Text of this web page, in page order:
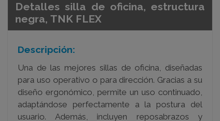
Detalles silla de oficina, estructura
negra, TNK FLEX
Descripción:
Una de las mejores sillas de oficina, diseñadas
para uso operativo o para dirección. Gracias a su
diseño ergonómico, permite un uso continuado,
adaptándose perfectamente a la postura del
usuario. Además, incluyen reposabrazos y